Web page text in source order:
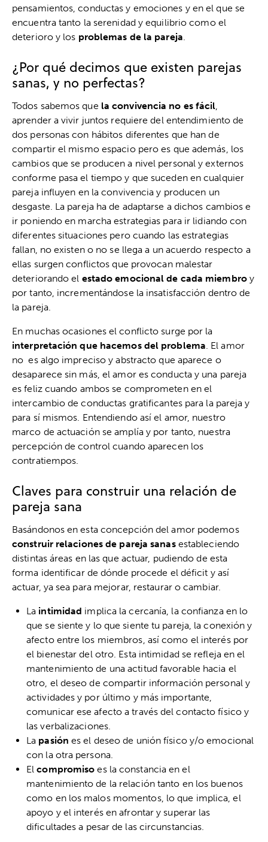
pensamientos, conductas y emociones y en el que se
encuentra tanto la serenidad y equilibrio como el
deterioro y los problemas de la pareja.
¿Por qué decimos que existen parejas
sanas, y no perfectas?
Todos sabemos que la convivencia no es fácil,
aprender a vivir juntos requiere del entendimiento de
dos personas con hábitos diferentes que han de
compartir el mismo espacio pero es que además, los
cambios que se producen a nivel personal y externos
conforme pasa el tiempo y que suceden en cualquier
pareja influyen en la convivencia y producen un
desgaste. La pareja ha de adaptarse a dichos cambios e
ir poniendo en marcha estrategias para ir lidiando con
diferentes situaciones pero cuando las estrategias
fallan, no existen o no se llega a un acuerdo respecto a
ellas surgen conflictos que provocan malestar
deteriorando el estado emocional de cada miembroy
por tanto, incrementándose la insatisfacción dentro de
la pareja.
En muchas ocasiones el conflicto surge por la
interpretación que hacemos del problema. El amor
no es algo impreciso y abstracto que aparece o
desaparece sin más, el amor es conducta y una pareja
es feliz cuando ambos se comprometen en el
intercambio de conductas gratificantes para la pareja y
para sí mismos. Entendiendo así el amor, nuestro
marco de actuación se amplía y por tanto, nuestra
percepción de control cuando aparecen los
contratiempos.
Claves para construir una relación de
pareja sana
Basándonos en esta concepción del amor podemos
construir relaciones de pareja sanasestableciendo
distintas áreas en las que actuar, pudiendo de esta
forma identificar de dónde procede el déficit y así
actuar, ya sea para mejorar, restaurar o cambiar.
La intimidad implica la cercanía, la confianza en lo
que se siente y lo que siente tu pareja, la conexión y
afecto entre los miembros, así como el interés por
el bienestar del otro. Esta intimidad se refleja en el
mantenimiento de una actitud favorable hacia el
otro, el deseo de compartir información personal y
actividades y por último y más importante,
comunicar ese afecto a través del contacto físico y
las verbalizaciones.
La pasiónes el deseo de unión físico y/o emocional
con la otra persona.
Elcompromisoes la constancia en el
mantenimiento de la relación tanto en los buenos
como en los malos momentos, lo que implica, el
apoyo y el interés en afrontar y superar las
dificultades a pesar de las circunstancias.